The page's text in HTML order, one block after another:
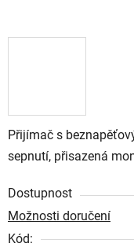
Přijímač s
sepnutí, přisazená
Dostupnost
Možnosti doručení
Kód: